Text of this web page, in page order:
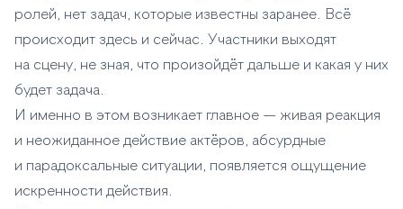
ролей, нет задач, которые известны заранее. Всё
происходит здесь и сейчас. Участники выходят
на сцену, не зная, что произойдёт дальше и какая у них
будет задача.
И именно в этом возникает главное — живая реакция
и неожиданное действие актёров, абсурдные
и парадоксальные ситуации, появляется ощущение
искренности действия.